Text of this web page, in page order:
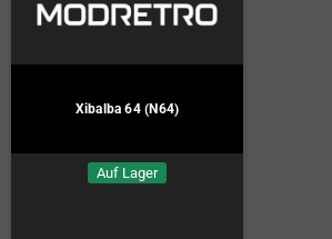
Xibalba 64 (N64)
Auf Lager